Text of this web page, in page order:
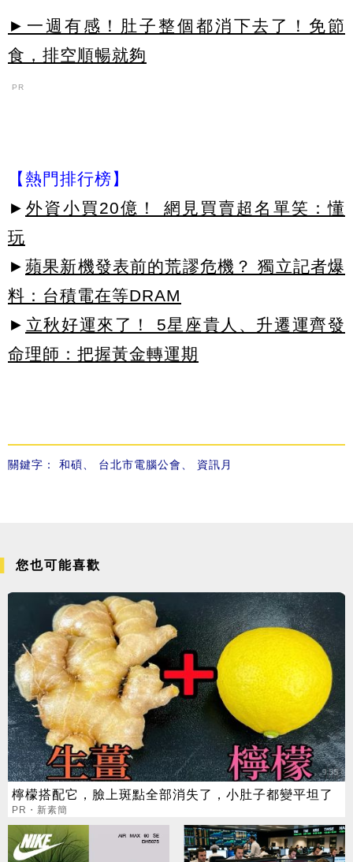
►一週有感！肚子整個都消下去了！免節
食，排空順暢就夠
PR
【熱門排行榜】
► 外資小買20億！ 網見買賣超名單笑：懂
玩
► 蘋果新機發表前的荒謬危機？ 獨立記者爆
料：台積電在等DRAM
► 立秋好運來了！ 5星座貴人、升遷運齊發
命理師：把握黃金轉運期
關鍵字： 和碩 台北市電腦公會 資訊月
您也可能喜歡
檸檬搭配它，臉上斑點全部消失了，小肚子都變平坦了
PR・新素簡